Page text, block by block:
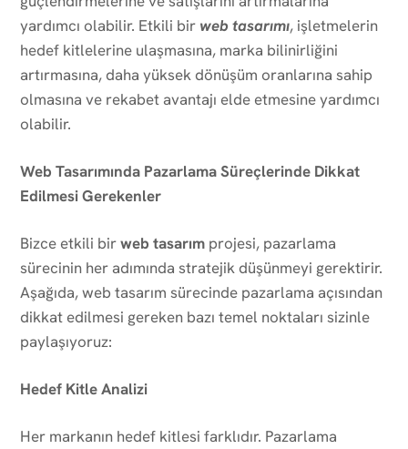
yardımcı olabilir. Etkili bir web tasarımı, işletmelerin
hedef kitlelerine ulaşmasına, marka bilinirliğini
artırmasına, daha yüksek dönüşüm oranlarına sahip
olmasına ve rekabet avantajı elde etmesine yardımcı
olabilir.
Web Tasarımında Pazarlama Süreçlerinde Dikkat
Edilmesi Gerekenler
Bizce etkili birweb tasarım projesi, pazarlama
sürecinin her adımında stratejik düşünmeyi gerektirir.
Aşağıda, web tasarım sürecinde pazarlama açısından
dikkat edilmesi gereken bazı temel noktaları sizinle
paylaşıyoruz:
Hedef Kitle Analizi
Her markanın hedef kitlesi farklıdır. Pazarlama